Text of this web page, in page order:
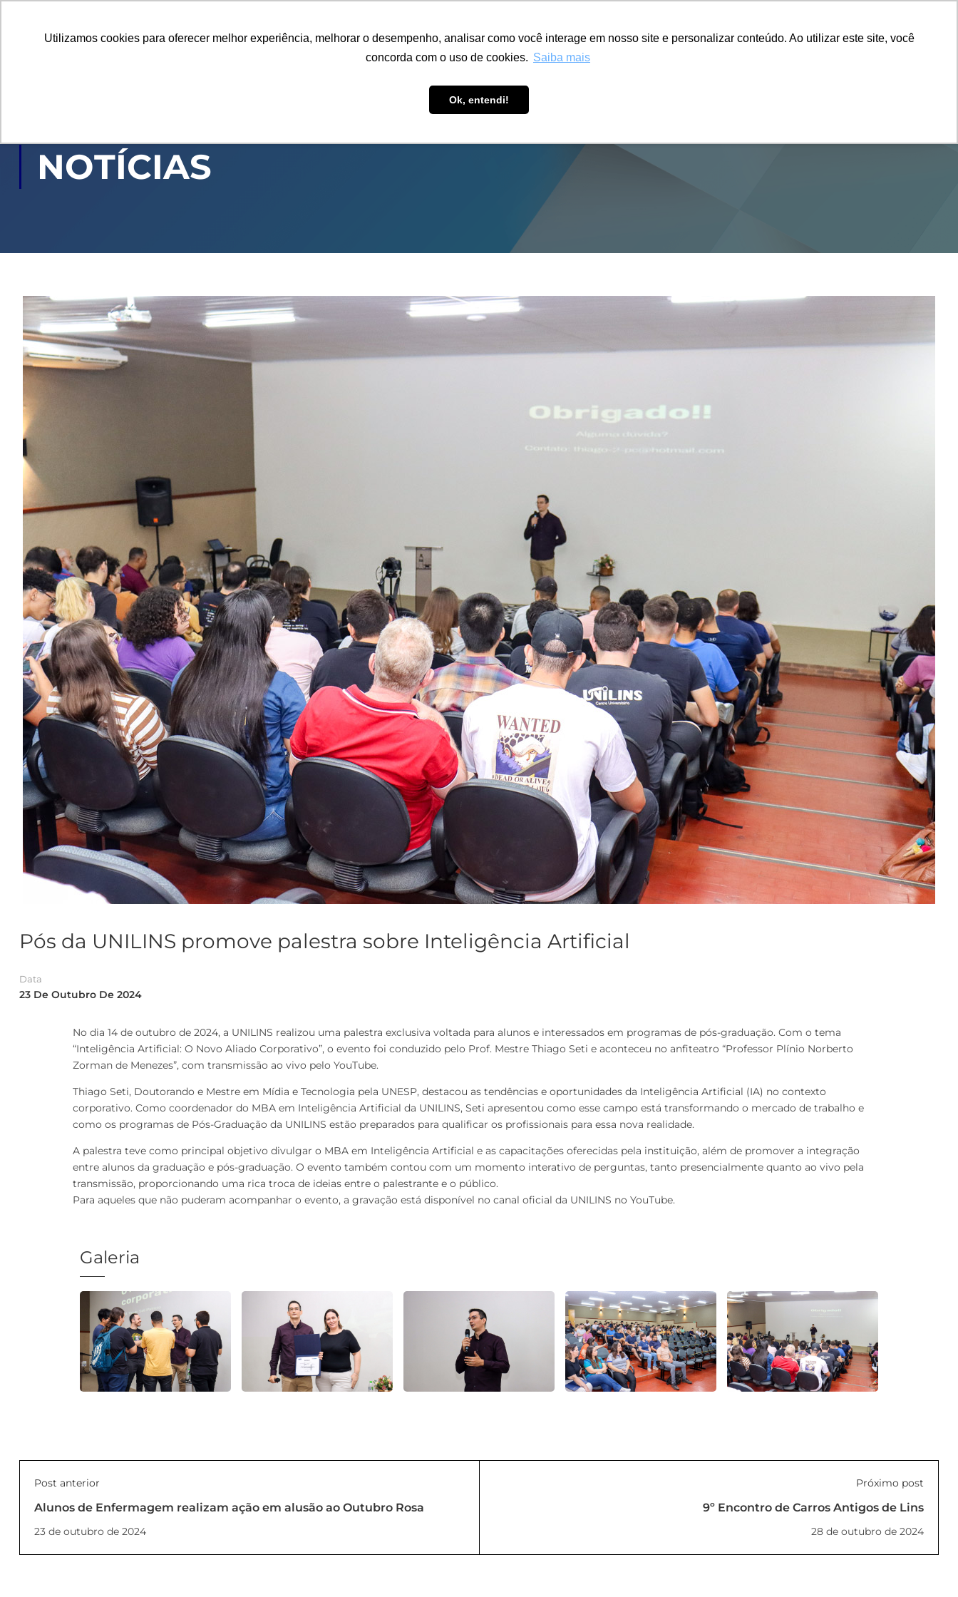
Utilizamos cookies para oferecer melhor experiência, melhorar o desempenho, analisar como você interage em nosso site e personalizar conteúdo. Ao utilizar este site, você
concorda com o uso de cookies. Saiba mais
Ok, entendi!
PÓS-GRADUAÇÃO CAPACITAÇÃO EXTENSÃO PESQUISA
NOTÍCIAS
Pós da UNILINS promove palestra sobre Inteligência Artificial
Data
23 De Outubro De 2024
No dia 14 de outubro de 2024, a UNILINS realizou uma palestra exclusiva voltada para alunos e interessados em programas de pós-graduação. Com o tema
“Inteligência Artificial: O Novo Aliado Corporativo”, o evento foi conduzido pelo Prof. Mestre Thiago Seti e aconteceu no anfiteatro “Professor Plínio Norberto
Zorman de Menezes”, com transmissão ao vivo pelo YouTube.
Thiago Seti, Doutorando e Mestre em Mídia e Tecnologia pela UNESP, destacou as tendências e oportunidades da Inteligência Artificial (IA) no contexto
corporativo. Como coordenador do MBA em Inteligência Artificial da UNILINS, Seti apresentou como esse campo está transformando o mercado de trabalho e
como os programas de Pós-Graduação da UNILINS estão preparados para qualificar os profissionais para essa nova realidade.
A palestra teve como principal objetivo divulgar o MBA em Inteligência Artificial e as capacitações oferecidas pela instituição, além de promover a integração
entre alunos da graduação e pós-graduação. O evento também contou com um momento interativo de perguntas, tanto presencialmente quanto ao vivo pela
transmissão, proporcionando uma rica troca de ideias entre o palestrante e o público.
Para aqueles que não puderam acompanhar o evento, a gravação está disponível no canal oficial da UNILINS no YouTube.
Galeria
Post anterior
Alunos de Enfermagem realizam ação em alusão ao Outubro Rosa
23 de outubro de 2024
Próximo post
9º Encontro de Carros Antigos de Lins
28 de outubro de 2024